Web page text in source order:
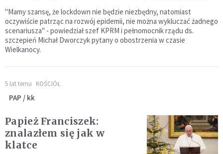
"Mamy szansę, że lockdown nie będzie niezbędny, natomiast
oczywiście patrząc na rozwój epidemii, nie można wykluczać żadnego
scenariusza" - powiedział szef KPRM i pełnomocnik rządu ds.
szczepień Michał Dworczyk pytany o obostrzenia w czasie
Wielkanocy.
5 lat temu KOŚCIÓŁ
PAP / kk
Papież Franciszek:
znalazłem się jak w
klatce